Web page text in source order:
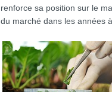
renforce sa position sur le
du marché dans les années